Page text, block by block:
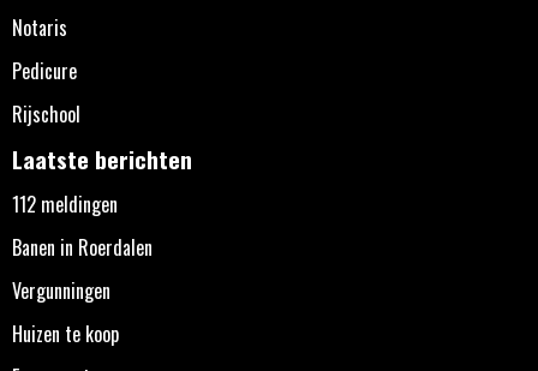
Notaris
Pedicure
Rijschool
Laatste berichten
112 meldingen
Banen in Roerdalen
Vergunningen
Huizen te koop